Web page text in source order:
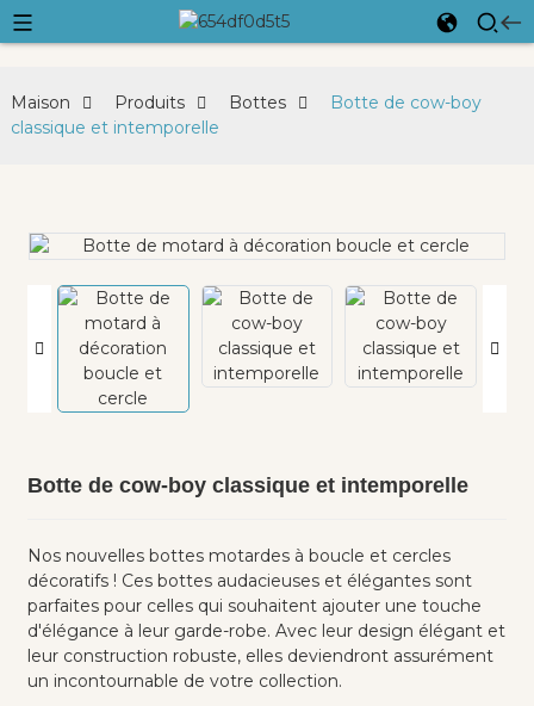
Maison Produits Bottes
Botte de cow-boy
classique et intemporelle
Botte de cow-boy classique et intemporelle
Nos nouvelles bottes motardes à boucle et cercles
décoratifs ! Ces bottes audacieuses et élégantes sont
parfaites pour celles qui souhaitent ajouter une touche
d'élégance à leur garde-robe. Avec leur design élégant et
leur construction robuste, elles deviendront assurément
un incontournable de votre collection.